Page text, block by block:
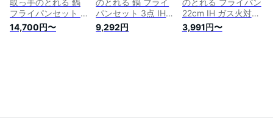
取っ手のとれる 鍋
フライパンセット 7
点セット IH ガス火
対応 「インジニオ・
14,700円〜
のとれる 鍋 フライ
パンセット 3点 IHガ
ス火対応 「インジニ
オ･ネオ IHルージュ･
9,292円
のとれる フライパン
22cm IH ガス火対応
「インジニオ・ネオ
IHマロンブラウン・
3,991円〜